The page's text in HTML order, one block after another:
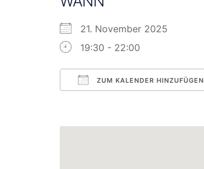
21. November 2025
19:30 - 22:00
ZUM KALENDER HINZUFÜGEN